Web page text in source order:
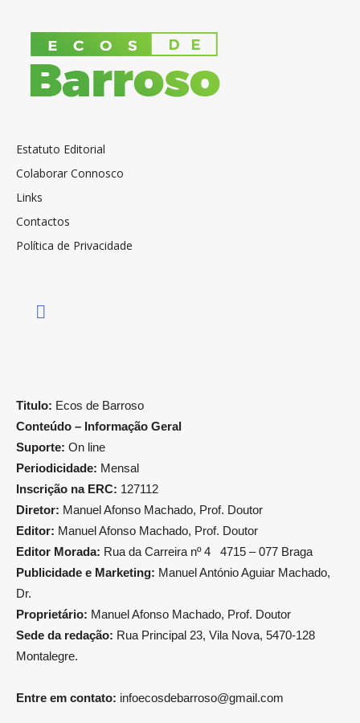
Estatuto Editorial
Colaborar Connosco
Links
Contactos
Política de Privacidade
Titulo: Ecos de Barroso
Conteúdo – Informação Geral
Suporte: On line
Periodicidade: Mensal
Inscrição na ERC: 127112
Diretor: Manuel Afonso Machado, Prof. Doutor
Editor: Manuel Afonso Machado, Prof. Doutor
Editor Morada: Rua da Carreira nº 4 4715 – 077 Braga
Publicidade e Marketing: Manuel António Aguiar Machado,
Dr.
Proprietário: Manuel Afonso Machado, Prof. Doutor
Sede da redação: Rua Principal 23, Vila Nova, 5470-128
Montalegre.
Entre em contato: infoecosdebarroso@gmail.com